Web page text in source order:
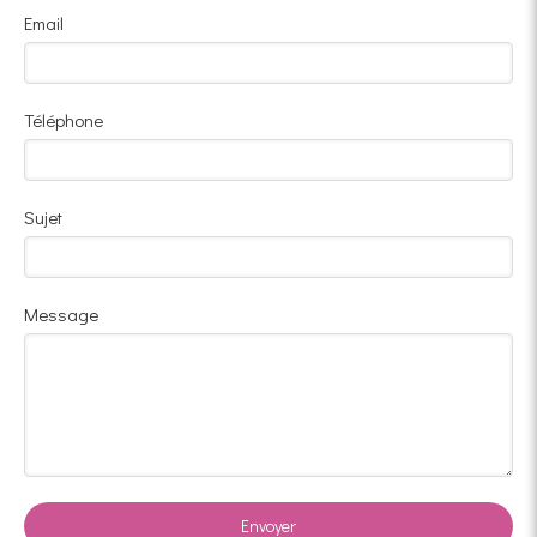
Email
Téléphone
Sujet
Message
Envoyer